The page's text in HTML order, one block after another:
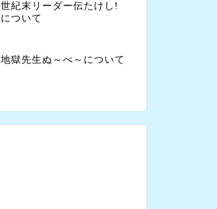
世紀末リーダー伝たけし!
について
地獄先生ぬ～べ～について